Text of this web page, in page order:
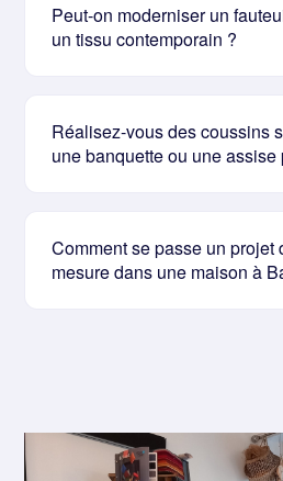
Peut-on moderniser un
un tissu contemporain ?
Réalisez-vous des coussins
une banquette ou une assise
Comment se passe un projet
mesure dans une maison à